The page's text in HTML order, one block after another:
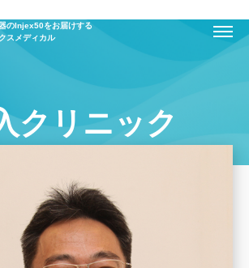
のInjex50をお届けする
スメディカル
クリニック